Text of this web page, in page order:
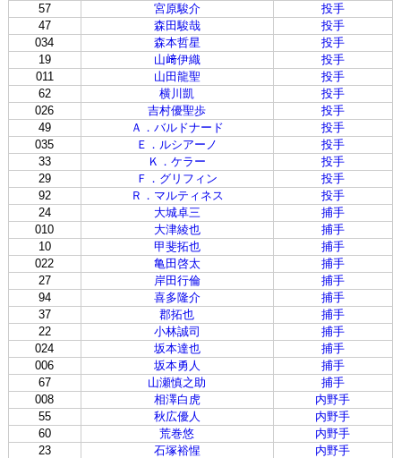
57
宮原駿介
投手
47
森田駿哉
投手
034
森本哲星
投手
19
山﨑伊織
投手
011
山田龍聖
投手
62
横川凱
投手
026
吉村優聖歩
投手
49
Ａ．バルドナード
投手
035
Ｅ．ルシアーノ
投手
33
Ｋ．ケラー
投手
29
Ｆ．グリフィン
投手
92
Ｒ．マルティネス
投手
24
大城卓三
捕手
010
大津綾也
捕手
10
甲斐拓也
捕手
022
亀田啓太
捕手
27
岸田行倫
捕手
94
喜多隆介
捕手
37
郡拓也
捕手
22
小林誠司
捕手
024
坂本達也
捕手
006
坂本勇人
捕手
67
山瀬慎之助
捕手
008
相澤白虎
内野手
55
秋広優人
内野手
60
荒巻悠
内野手
23
石塚裕惺
内野手